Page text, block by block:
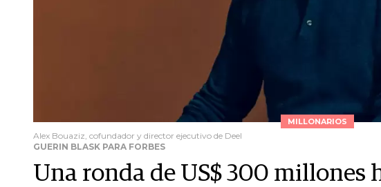
MILLONARIOS
Alex Bouaziz, cofundador y director ejecutivo de Deel
GUERIN BLASK PARA FORBES
Una ronda de US$ 300 millones